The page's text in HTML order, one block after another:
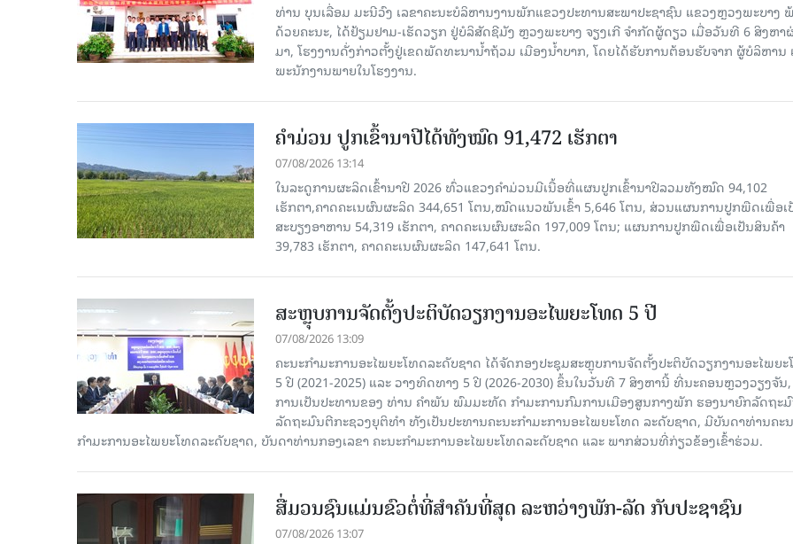
ທ່ານ ບຸນເລື່ອມ ມະນີວົງ ເລ​ຂາ​ຄະ​ນະ​ບໍ​ລິ​ຫານ​ງານ​ພັກແຂວງປະທານສະພາປະຊາຊົນ ແຂວງຫຼວງພະບາງ
ດ້ວຍຄະນະ, ໄດ້ຢ້ຽມຢາມ-ເຮັດວຽກ ຢູ່ບໍລິສັດຊີມັງ ຫຼວງພະບາງ ຈຽງເກີ ຈໍາກັດຜູ້ດຽວ ເມື່ອ​ວັນ​ທີ 6 ສິງ​ຫາ​
ມາ, ໂຮງ​ງານ​ດັ່ງ​ກ່າວຕັ້ງຢູ່ເຂດພັດທະນານ້ຳຖ້ວມ ເມືອງນໍ້າບາກ, ໂດຍໄດ້ຮັບການຕ້ອນຮັບຈາກ ຜູ້ບໍລິຫານ
ພະນັກງານພາຍໃນໂຮງງານ.
ຄໍາມ່ວນ ປູກເຂົ້ານາປີໄດ້ທັງໝົດ 91,472 ເຮັກຕາ
07/08/2026 13:14
ໃນລະດູການຜະລິດເຂົ້ານາປີ 2026 ທົ່ວແຂວງຄໍາມ່ວນມີເນື້ອທີ່ແຜນປູກເຂົ້ານາປີລວມທັງໝົດ 94,102
ເຮັກຕາ,ຄາດຄະເນຜົນຜະລິດ 344,651 ໂຕນ,ໝົດແນວພັນເຂົ້າ 5,646 ໂຕນ, ສ່ວນແຜນການປູກພືດເພື່ອເ
ສະບຽງອາຫານ 54,319 ເຮັກຕາ, ຄາດຄະເນຜົນຜະລິດ 197,009 ໂຕນ; ແຜນການປູກພືດເພື່ອເປັນສິນຄ້າ
39,783 ເຮັກຕາ, ຄາດຄະເນຜົນຜະລິດ 147,641 ໂຕນ.
ສະຫຼຸບການຈັດຕັ້ງປະຕິບັດວຽກງານອະໄພຍະໂທດ 5 ປີ
07/08/2026 13:09
ຄະນະກຳມະການອະໄພຍະໂທດລະດັບຊາດ ໄດ້ຈັດກອງປະຊຸມສະຫຼຸບການຈັດຕັ້ງປະຕິບັດວຽກງານອະໄພຍ
5 ປີ (2021-2025) ແລະ ວາງທິດທາງ 5 ປີ (2026-2030) ຂຶ້ນໃນວັນທີ 7 ສິງຫານີ້ ທີ່ນະຄອນຫຼວງວຽງຈັນ
ການເປັນປະທານຂອງ ທ່ານ ຄໍາພັນ ພົມມະທັດ ກຳມະການກົມການເມືອງສູນກາງພັກ ຮອງນາຍົກລັດຖະ
ລັດຖະມົນຕີກະຊວງຍຸຕິທຳ ທັງເປັນປະທານຄະນະກຳມະການອະໄພຍະໂທດ ລະດັບຊາດ, ມີບັນດາທ່ານຄະ
ກໍາມະການອະໄພຍະໂທດລະດັບຊາດ, ບັນດາທ່ານກອງເລຂາ ຄະນະກຳມະການອະໄພຍະໂທດລະດັບຊາດ ແລະ ພາກສ່ວນທີ່ກ່ຽວຂ້ອງເຂົ້າຮ່ວມ.
ສື່ມວນຊົນແມ່ນຂົວຕໍ່ທີ່ສໍາຄັນທີ່ສຸດ ລະຫວ່າງພັກ-ລັດ ກັບປະຊາຊົນ
07/08/2026 13:07